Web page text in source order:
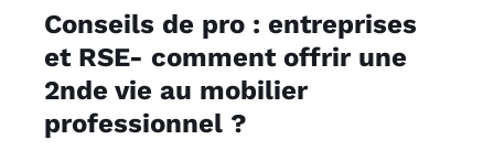
Conseils de pro : entreprises
et RSE- comment offrir une
2nde vie au mobilier
professionnel ?